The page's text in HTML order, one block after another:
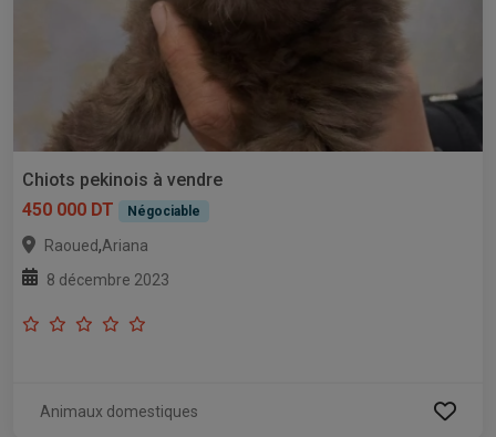
Chiots pekinois à vendre
450 000 DT
Négociable
Raoued,Ariana
8 décembre 2023
Animaux domestiques